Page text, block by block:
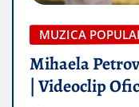
MUZICA
Mihaela
| Videoclip